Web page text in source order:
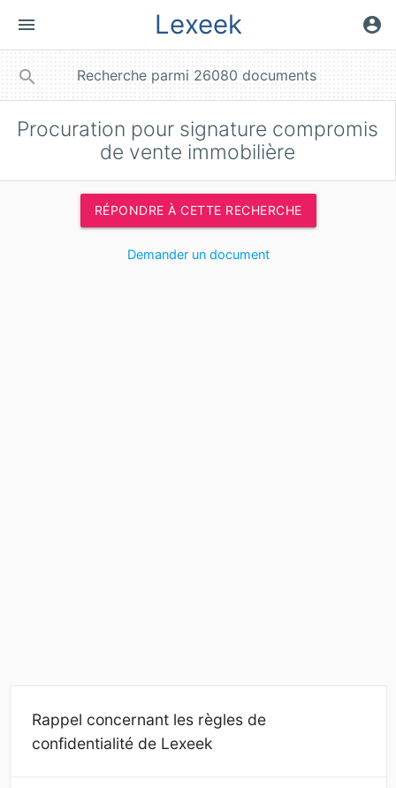
menu Lexeek account_circle
search
Procuration pour signature compromis
de vente immobilière
RÉPONDRE À CETTE RECHERCHE
Demander un document
Rappel concernant les règles de
confidentialité de Lexeek